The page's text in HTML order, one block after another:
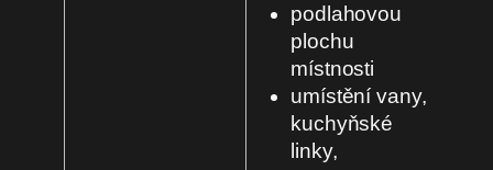
podlahovou
plochu
místnosti
umístění vany,
kuchyňské
linky,